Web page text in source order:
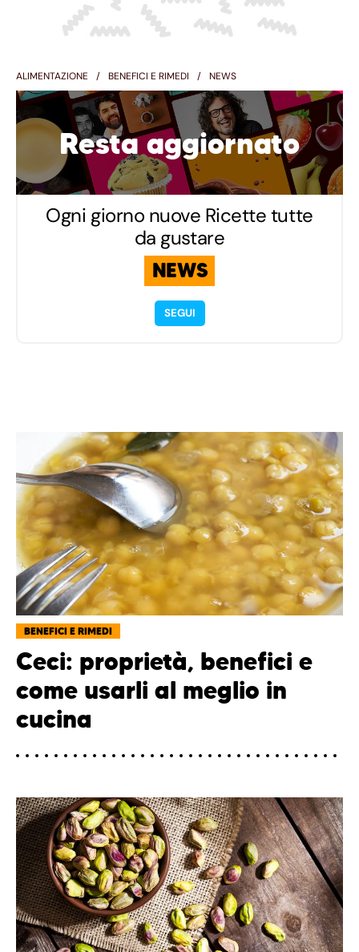
ALIMENTAZIONE BENEFICI E RIMEDI NEWS
Resta aggiornato
Ogni giorno nuove Ricette tutte
da gustare
NEWS
SEGUI
BENEFICI E RIMEDI
Ceci: proprietà, benefici e
come usarli al meglio in
cucina